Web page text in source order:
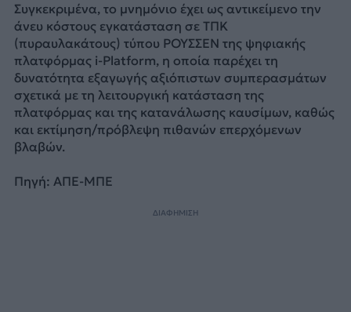
Συγκεκριμένα, το μνημόνιο έχει ως αντικείμενο την
άνευ κόστους εγκατάσταση σε ΤΠΚ
(πυραυλακάτους) τύπου ΡΟΥΣΣΕΝ της ψηφιακής
πλατφόρμας i-Platform, η οποία παρέχει τη
δυνατότητα εξαγωγής αξιόπιστων συμπερασμάτων
σχετικά με τη λειτουργική κατάσταση της
πλατφόρμας και της κατανάλωσης καυσίμων, καθώς
και εκτίμηση/πρόβλεψη πιθανών επερχόμενων
βλαβών.
Πηγή: ΑΠΕ-ΜΠΕ
ΔΙΑΦΗΜΙΣΗ